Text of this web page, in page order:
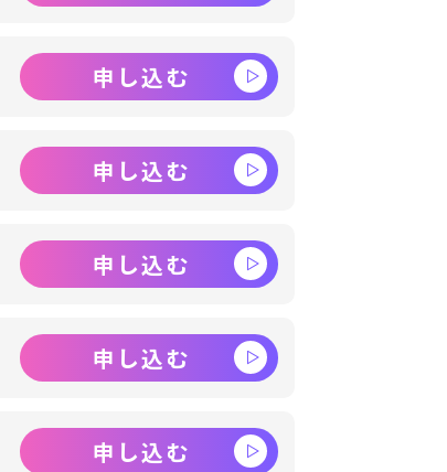
申し込む
申し込む
申し込む
申し込む
申し込む